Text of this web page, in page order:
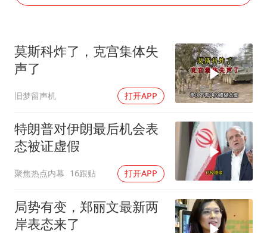
41岁女子为鼓励女儿考上985研究生
多个台风来袭 是否会相互影响
李亚鹏向地铁吐血女孩捐99999元
中国经济展现强大韧性和活力
莫斯科炸了，克宫集体失
声了
旧梦留声机 打开APP
特朗普对伊朗最后机会表
态被证虚假
聚焦热点内幕 16跟贴 打开APP
局势有变，郑丽文最新两
岸表态来了